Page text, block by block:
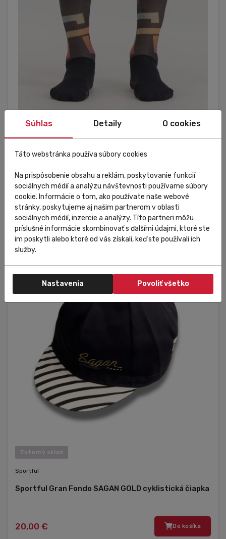
Skladom V predajni
Sportful
Cyklistické ponožky Sportful Peter Sagan Line
čierne
30,00 €
18,00 € Do košíka
Externý sklad
Sportful
Sportful Gran Fondo SAGAN GOLD cyklistická čiapka
20,00 € Do košíka
Súhlas Detaily O cookies
Táto webstránka používa súbory cookies
Na prispôsobenie obsahu a reklám, poskytovanie funkcií
sociálnych médií a analýzu návštevnosti používame súbory
cookie. Informácie o tom, ako používate naše webové
stránky, poskytujeme aj našim partnerom v oblasti
sociálnych médií, inzercie a analýzy. Títo partneri môžu
príslušné informácie skombinovať s ďalšími údajmi, ktoré ste
im poskytli alebo ktoré od vás získali, keď ste používali ich
služby.
Nastavenia Povoliť všetko